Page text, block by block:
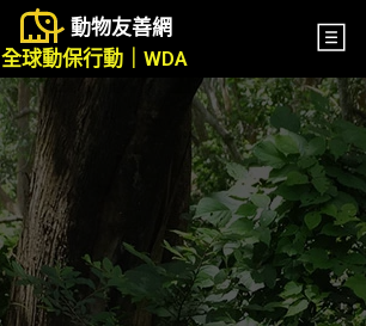
動物友善網
全球動保行動｜WDA